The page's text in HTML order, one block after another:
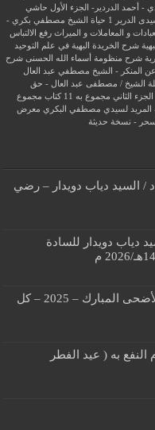
أحمد الدردير- الجزء الأول حاشي
الدرير 1
حياة الشيخ مصطفي بكري -
و المعاملات و الميراث رفع الالتباس
شرح الخريدة البهية في علم التوحيد
شرح منظومة أسماء الله الحسنى شرح
المنكر - الشيخ مصطفي عبد العال
الشيخ / مصطفى عبد العال - حق
الثاني مجموع به 11 كتاب
مجموع
لسيدي مصطفي البكري معرض
- نسخة حديثة
د / السيد دياب دويدار – رضي
دياب دويدار للسادة
معايدة سيدنا الشيخ رضي الله عنه بعيد الأضحى المبارك – 2025 – كل
النفع به ( عيد الفطر